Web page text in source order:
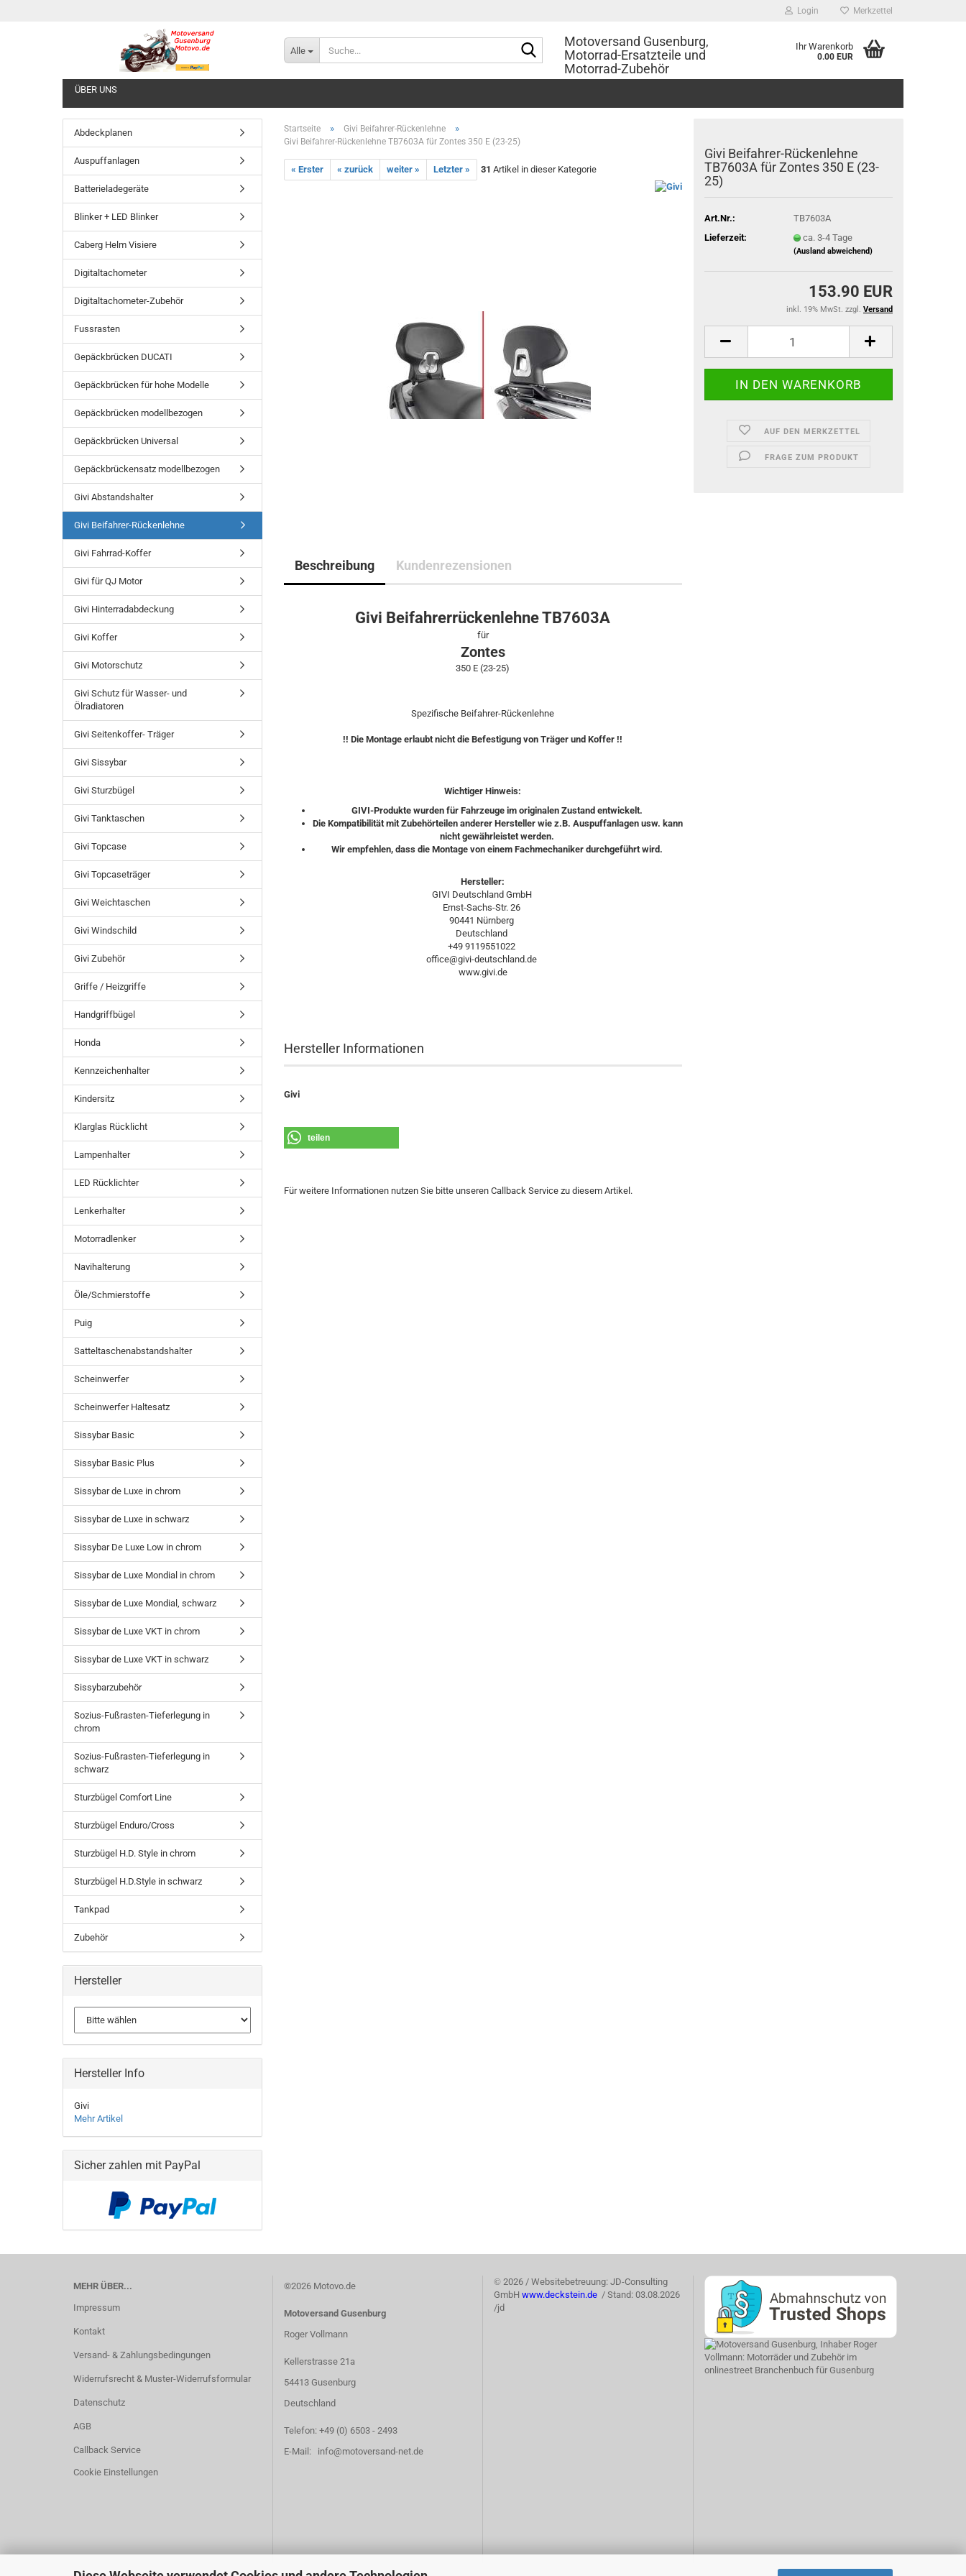
Login Merkzettel
Alle
Suche...Motoversand Gusenburg,
Motorrad-Ersatzteile und
Motorrad-Zubehör
Ihr Warenkorb
0.00 EUR
ÜBER UNS
Startseite » Givi Beifahrer-Rückenlehne »
Givi Beifahrer-Rückenlehne TB7603A für Zontes 350 E (23-25)
« Erster « zurück weiter » Letzter » 31 Artikel in dieser Kategorie
Givi Beifahrer-Rückenlehne
TB7603A für Zontes 350 E (23-
25)
Art.Nr.:
TB7603A
Lieferzeit:
ca. 3-4 Tage
(Ausland abweichend)
153.90 EUR
inkl. 19% MwSt. zzgl. Versand
AUF DEN MERKZETTEL
FRAGE ZUM PRODUKT
Beschreibung Kundenrezensionen
Givi Beifahrerrückenlehne TB7603A
für
Zontes
350 E (23-25)
Spezifische Beifahrer-Rückenlehne
!! Die Montage erlaubt nicht die Befestigung von Träger und Koffer !!
Wichtiger Hinweis:
GIVI-Produkte wurden für Fahrzeuge im originalen Zustand entwickelt.
Die Kompatibilität mit Zubehörteilen anderer Hersteller wie z.B. Auspuffanlagen usw. kann
nicht gewährleistet werden.
Wir empfehlen, dass die Montage von einem Fachmechaniker durchgeführt wird.
Hersteller:
GIVI Deutschland GmbH
Ernst-Sachs-Str. 26
90441 Nürnberg
Deutschland
+49 9119551022
office@givi-deutschland.de
www.givi.de
Hersteller Informationen
Givi
teilen
Für weitere Informationen nutzen Sie bitte unseren Callback Service zu diesem Artikel.
Abdeckplanen
Auspuffanlagen
Batterieladegeräte
Blinker + LED Blinker
Caberg Helm Visiere
Digitaltachometer
Digitaltachometer-Zubehör
Fussrasten
Gepäckbrücken DUCATI
Gepäckbrücken für hohe Modelle
Gepäckbrücken modellbezogen
Gepäckbrücken Universal
Gepäckbrückensatz modellbezogen
Givi Abstandshalter
Givi Beifahrer-Rückenlehne
Givi Fahrrad-Koffer
Givi für QJ Motor
Givi Hinterradabdeckung
Givi Koffer
Givi Motorschutz
Givi Schutz für Wasser- und
Ölradiatoren
Givi Seitenkoffer- Träger
Givi Sissybar
Givi Sturzbügel
Givi Tanktaschen
Givi Topcase
Givi Topcaseträger
Givi Weichtaschen
Givi Windschild
Givi Zubehör
Griffe / Heizgriffe
Handgriffbügel
Honda
Kennzeichenhalter
Kindersitz
Klarglas Rücklicht
Lampenhalter
LED Rücklichter
Lenkerhalter
Motorradlenker
Navihalterung
Öle/Schmierstoffe
Puig
Satteltaschenabstandshalter
Scheinwerfer
Scheinwerfer Haltesatz
Sissybar Basic
Sissybar Basic Plus
Sissybar de Luxe in chrom
Sissybar de Luxe in schwarz
Sissybar De Luxe Low in chrom
Sissybar de Luxe Mondial in chrom
Sissybar de Luxe Mondial, schwarz
Sissybar de Luxe VKT in chrom
Sissybar de Luxe VKT in schwarz
Sissybarzubehör
Sozius-Fußrasten-Tieferlegung in
chrom
Sozius-Fußrasten-Tieferlegung in
schwarz
Sturzbügel Comfort Line
Sturzbügel Enduro/Cross
Sturzbügel H.D. Style in chrom
Sturzbügel H.D.Style in schwarz
Tankpad
Zubehör
Hersteller
Hersteller Info
Givi
Mehr Artikel
Sicher zahlen mit PayPal
MEHR ÜBER...
Impressum
Kontakt
Versand- & Zahlungsbedingungen
Widerrufsrecht & Muster-Widerrufsformular
Datenschutz
AGB
Callback Service
Cookie Einstellungen
©2026 Motovo.de
Motoversand Gusenburg
Roger Vollmann
Kellerstrasse 21a
54413 Gusenburg
Deutschland
Telefon: +49 (0) 6503 - 2493
E-Mail: info@motoversand-net.de
© 2026 / Websitebetreuung: JD-Consulting
GmbH www.deckstein.de / Stand: 03.08.2026
/jd